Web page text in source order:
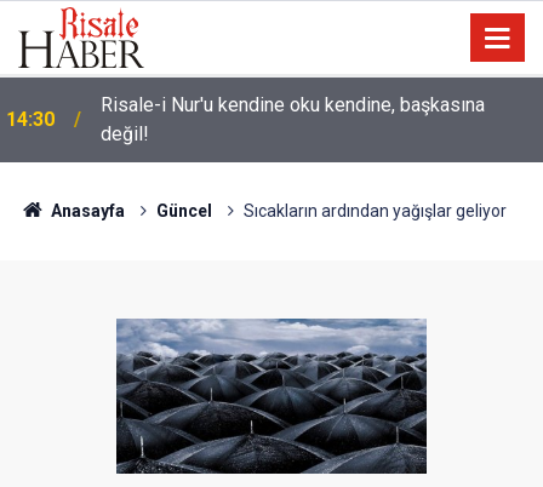
14:30
Risale-i Nur'u kendine oku kendine, başkasına
değil!
Anasayfa Güncel Sıcakların ardından yağışlar geliyor